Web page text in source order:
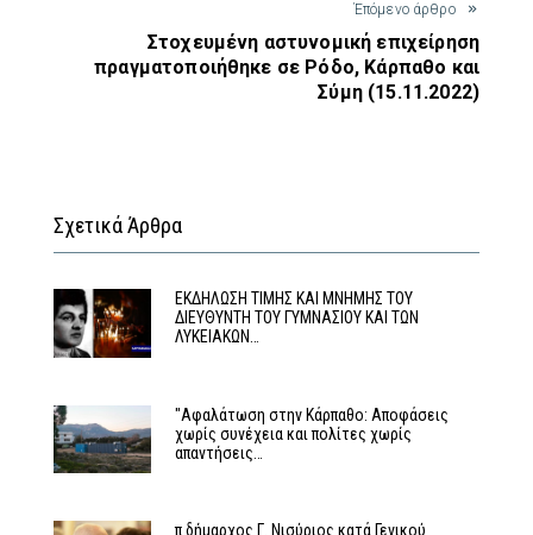
Έπόμενο άρθρο
Στοχευμένη αστυνομική επιχείρηση
πραγματοποιήθηκε σε Ρόδο, Κάρπαθο και
Σύμη (15.11.2022)
Σχετικά Άρθρα
ΕΚΔΗΛΩΣΗ ΤΙΜΗΣ ΚΑΙ ΜΝΗΜΗΣ ΤΟΥ
ΔΙΕΥΘΥΝΤΗ ΤΟΥ ΓΥΜΝΑΣΙΟΥ ΚΑΙ ΤΩΝ
ΛΥΚΕΙΑΚΩΝ…
"Αφαλάτωση στην Κάρπαθο: Αποφάσεις
χωρίς συνέχεια και πολίτες χωρίς
απαντήσεις…
π.δήμαρχος Γ. Νισύριος κατά Γενικού